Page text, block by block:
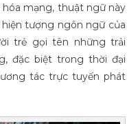
hóa mạng, thuật ngữ này
tượng ngôn ngữ của
trẻ gọi tên những trải
đặc biệt trong thời đại
tác trực tuyến phát